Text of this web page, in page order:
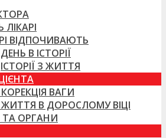
ВІДПОЧИВАЮТЬ
ДЕНЬ В ІСТОРІЇ
ІСТОРІЇ З ЖИТТЯ
ВАГИ
В ДОРОСЛОМУ ВІЦІ
ОРГАНИ